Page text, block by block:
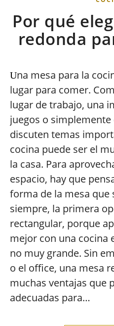
Por qué
redonda
Una mesa para la
lugar para comer.
lugar de trabajo, una
juegos o
discuten temas
cocina puede ser el
la casa. Para
espacio, hay que
forma de la mesa que
siempre, la primera
rectangular, porque
mejor con una cocina
no muy grande. Sin
o el office, una mesa
muchas ventajas que
adecuadas para…